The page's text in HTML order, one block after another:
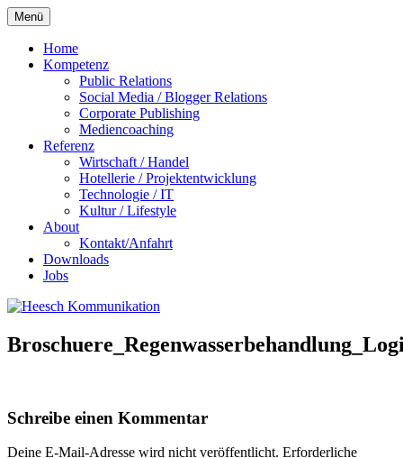
Menü Zum
Inhalt
springen
Home
Kompetenz
Public Relations
Social Media / Blogger Relations
Corporate Publishing
Mediencoaching
Referenz
Wirtschaft / Handel
Hotellerie / Projektentwicklung
Technologie / IT
Kultur / Lifestyle
About
Kontakt/Anfahrt
Downloads
Jobs
Schreibe einen Kommentar
Deine E-Mail-Adresse wird nicht veröffentlicht. Erforderliche